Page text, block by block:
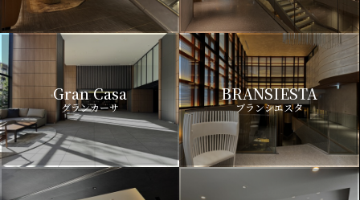
Gran Casa
グランカーサ
BRANSIESTA
ブランシエスタ